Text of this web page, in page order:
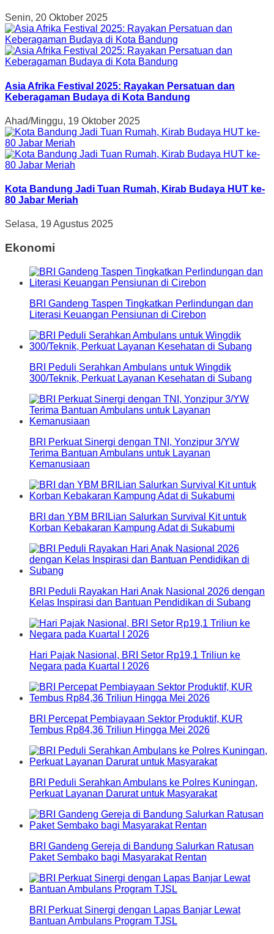
Senin, 20 Oktober 2025
Asia Afrika Festival 2025: Rayakan Persatuan dan
Keberagaman Budaya di Kota Bandung
Ahad/Minggu, 19 Oktober 2025
Kota Bandung Jadi Tuan Rumah, Kirab Budaya HUT ke-
80 Jabar Meriah
Selasa, 19 Agustus 2025
Ekonomi
BRI Gandeng Taspen Tingkatkan Perlindungan dan
Literasi Keuangan Pensiunan di Cirebon
BRI Peduli Serahkan Ambulans untuk Wingdik
300/Teknik, Perkuat Layanan Kesehatan di Subang
BRI Perkuat Sinergi dengan TNI, Yonzipur 3/YW
Terima Bantuan Ambulans untuk Layanan
Kemanusiaan
BRI dan YBM BRILian Salurkan Survival Kit untuk
Korban Kebakaran Kampung Adat di Sukabumi
BRI Peduli Rayakan Hari Anak Nasional 2026 dengan
Kelas Inspirasi dan Bantuan Pendidikan di Subang
Hari Pajak Nasional, BRI Setor Rp19,1 Triliun ke
Negara pada Kuartal I 2026
BRI Percepat Pembiayaan Sektor Produktif, KUR
Tembus Rp84,36 Triliun Hingga Mei 2026
BRI Peduli Serahkan Ambulans ke Polres Kuningan,
Perkuat Layanan Darurat untuk Masyarakat
BRI Gandeng Gereja di Bandung Salurkan Ratusan
Paket Sembako bagi Masyarakat Rentan
BRI Perkuat Sinergi dengan Lapas Banjar Lewat
Bantuan Ambulans Program TJSL